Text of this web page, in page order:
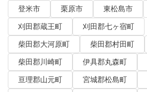
登米市
栗原市 東松島市
刈田郡蔵王町
刈田郡七ヶ宿町
柴田郡大河原町
柴田郡村田町
柴田郡川崎町
伊具郡丸森町
亘理郡山元町
宮城郡松島町